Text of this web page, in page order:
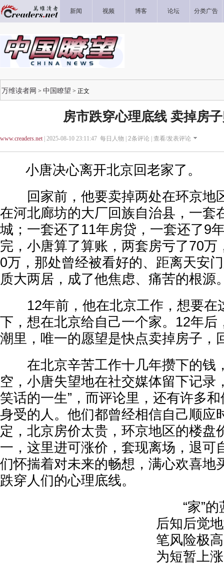
新闻 视频 博客 论坛 分类广告
万维读者网 > 中国瞭望 > 正文
房市跌穿心理底线 卖掉房
www.creaders.net| 2025-08-10 23:11:47 每日人物 | 2条评论 | 查看/发表评论
小唐决心离开北京回老家了。
回家前，他要卖掉两处在环京地
在河北廊坊的大厂回族自治县，一套
城；一套还了11年房贷，一套还了9
完，小唐算了算账，两套房亏了70万
0万，那处曾经被看好的、距离天安
质大两居，成了他焦虑、痛苦的根源
12年前，他在北京工作，想要在
下，想在北京给自己一个家。12年后
潮里，唯一的愿望是快点卖掉房子，
在北京辛苦工作十几年攒下的钱
空，小唐失望地在社交媒体留下记录
笑话的一生”，而评论里，还有许多
身受的人。他们都曾经相信自己顺应
定，北京房价太贵，环京地区的楼盘
一，这里进可涨价，套现离场，退可
们怀揣着对未来的畅想，满心欢喜地
跌穿人们的心理底线。
“家”的
后知后觉
笔风险极
为短暂上